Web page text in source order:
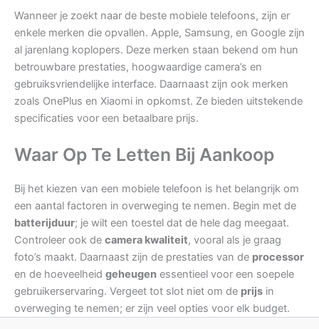
Wanneer je zoekt naar de beste mobiele telefoons, zijn er
enkele merken die opvallen. Apple, Samsung, en Google zijn
al jarenlang koplopers. Deze merken staan bekend om hun
betrouwbare prestaties, hoogwaardige camera’s en
gebruiksvriendelijke interface. Daarnaast zijn ook merken
zoals OnePlus en Xiaomi in opkomst. Ze bieden uitstekende
specificaties voor een betaalbare prijs.
Waar Op Te Letten Bij Aankoop
Bij het kiezen van een mobiele telefoon is het belangrijk om
een aantal factoren in overweging te nemen. Begin met de
batterijduur; je wilt een toestel dat de hele dag meegaat.
Controleer ook de camera kwaliteit, vooral als je graag
foto’s maakt. Daarnaast zijn de prestaties van de processor
en de hoeveelheid geheugen essentieel voor een soepele
gebruikerservaring. Vergeet tot slot niet om de prijs in
overweging te nemen; er zijn veel opties voor elk budget.